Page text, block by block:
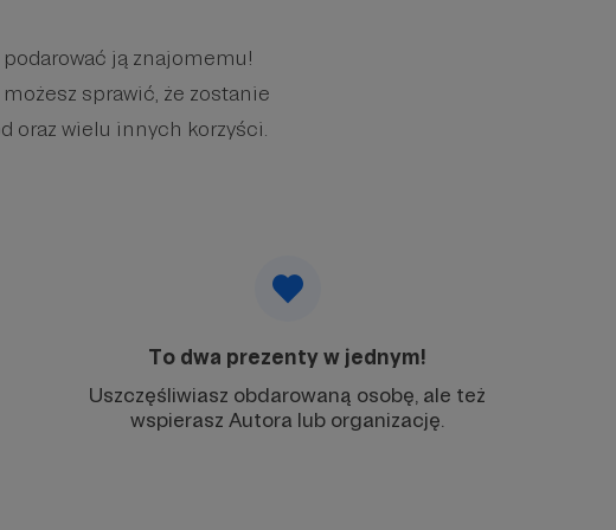
ją znajomemu!
sprawić, że zostanie
oraz wielu innych korzyści.
To dwa prezenty w jednym!
Uszczęśliwiasz obdarowaną osobę, ale też
wspierasz Autora lub organizację.